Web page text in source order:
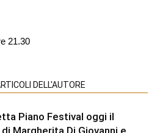
21.30
DELL'AUTORE
Piano Festival oggi il